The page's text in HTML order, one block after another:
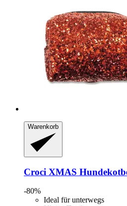
Warenkorb
Croci XMAS
-80%
Ideal für unterwegs